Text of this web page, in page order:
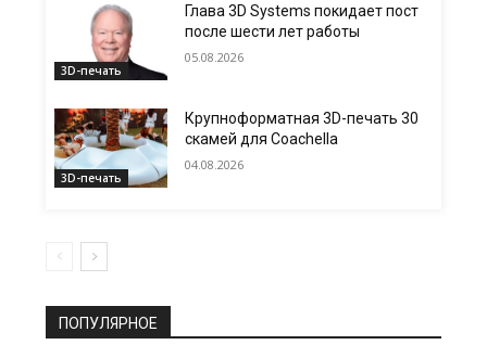
3D-печать
Глава 3D Systems покидает пост
после шести лет работы
05.08.2026
3D-печать
Крупноформатная 3D-печать 30
скамей для Coachella
04.08.2026
ПОПУЛЯРНОЕ